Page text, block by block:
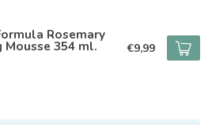
Rosemary
354 ml. €9,99